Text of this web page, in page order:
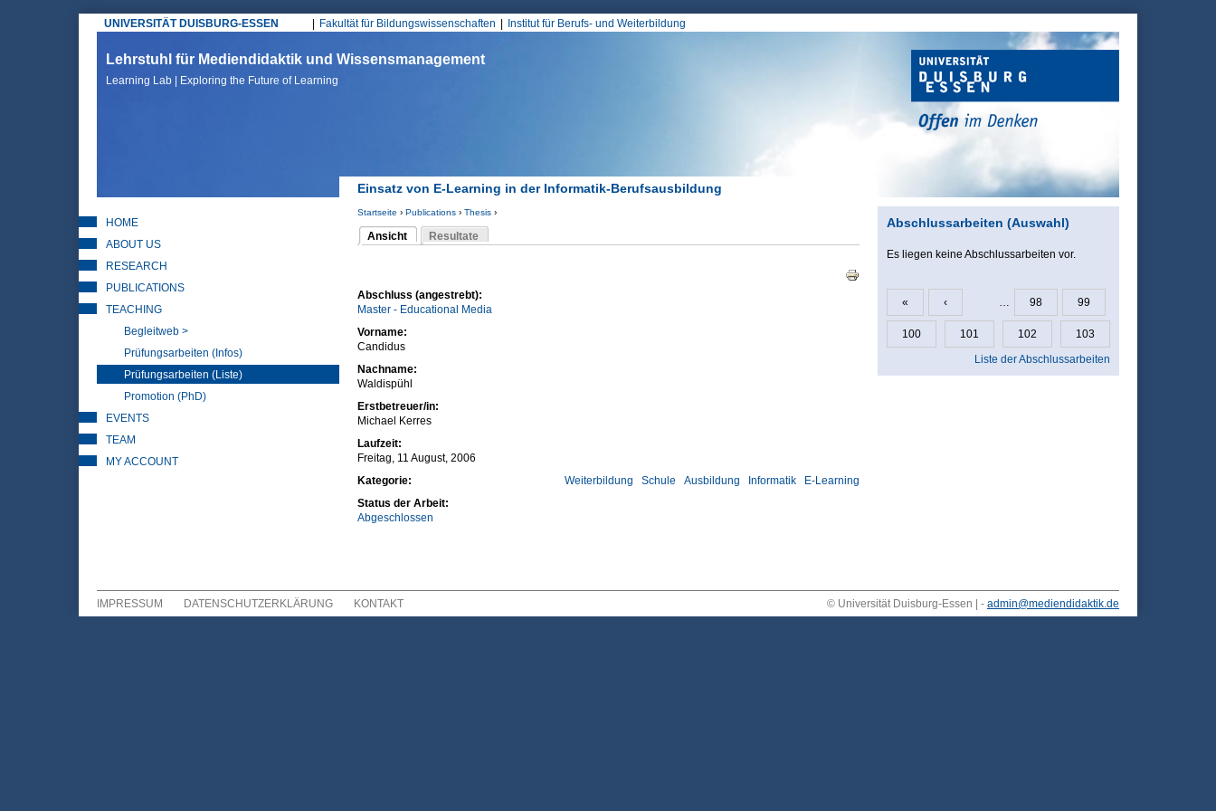
UNIVERSITÄT DUISBURG-ESSEN
Hauptmenü
Fakultät für Bildungswissenschaften Institut für Berufs- und Weiterbildung
Lehrstuhl für Mediendidaktik und Wissensmanagement
Learning Lab | Exploring the Future of Learning
Einsatz von E-Learning in der Informatik-Berufsausbildung
Sie sind hier
Startseite › Publications› Thesis›
Ansicht
(aktiver Reiter)
Resultate
Abschluss (angestrebt):
Master - Educational Media
Vorname:
Candidus
Nachname:
Waldispühl
Erstbetreuer/in:
Michael Kerres
Laufzeit:
Freitag, 11 August, 2006
Kategorie:
E-Learning
Informatik
Ausbildung
Schule
Weiterbildung
Status der Arbeit:
Abgeschlossen
HOME
ABOUT US
RESEARCH
PUBLICATIONS
TEACHING
Begleitweb >
Prüfungsarbeiten (Infos)
Prüfungsarbeiten (Liste)
Promotion (PhD)
EVENTS
TEAM
MY ACCOUNT
Abschlussarbeiten (Auswahl)
Es liegen keine Abschlussarbeiten vor.
Seiten
« ‹ … 98 99
100 101 102
103
Liste der Abschlussarbeiten
IMPRESSUM DATENSCHUTZERKLÄRUNG KONTAKT © Universität Duisburg-Essen | - admin@mediendidaktik.de